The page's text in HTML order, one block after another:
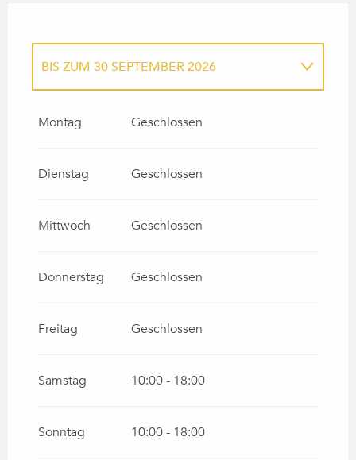
BIS ZUM 30 SEPTEMBER 2026
SEPTEMBER 2027
Montag Geschlossen
Dienstag Geschlossen
Mittwoch Geschlossen
Donnerstag Geschlossen
Freitag Geschlossen
Samstag 10:00 - 18:00
Sonntag 10:00 - 18:00